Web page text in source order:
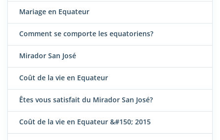
Mariage en Equateur
Comment se comporte les equatoriens?
Mirador San José
Coût de la vie en Equateur
Êtes vous satisfait du Mirador San José?
Coût de la vie en Equateur &#150; 2015